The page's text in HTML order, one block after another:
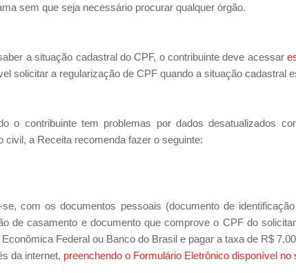
sem que seja necessário procurar qualquer órgão.
a situação cadastral do CPF, o contribuinte deve acessar
solicitar a regularização de CPF quando a situação cadastral
o contribuinte tem problemas por dados desatualizados
civil, a Receita recomenda fazer o seguinte:
se, com os documentos pessoais (documento de
de casamento e documento que comprove o CPF do
Federal ou Banco do Brasil e pagar a taxa de R$
da internet, preenchendo o Formulário Eletrônico disponível no